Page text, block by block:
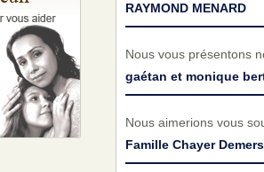
RAYMOND MENARD
Nous vous présentons
gaétan et monique
Nous aimerions vous
Famille Chayer